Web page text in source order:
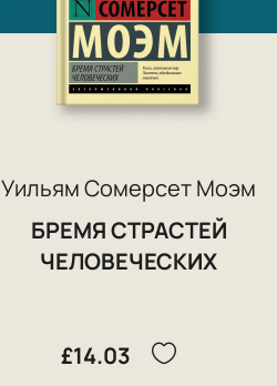
Уильям Сомерсет Моэм
БРЕМЯ СТРАСТЕЙ
ЧЕЛОВЕЧЕСКИХ
£14.03